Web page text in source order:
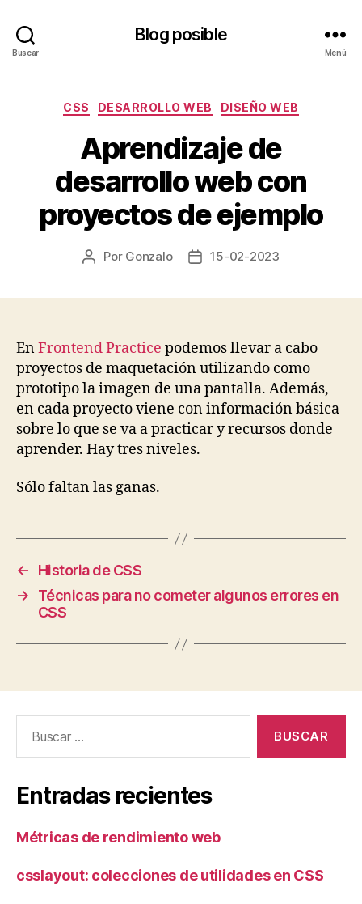
Buscar
Blog posible
Menú
Categorías
CSS DESARROLLO WEB DISEÑO WEB
Aprendizaje de
desarrollo web con
proyectos de ejemplo
Autor
Por Gonzalo
Fecha15-02-2023
EnFrontend Practice podemos llevar a cabo
proyectos de maquetación utilizando como
prototipo la imagen de una pantalla. Además,
en cada proyecto viene con información básica
sobre lo que se va a practicar y recursos donde
aprender. Hay tres niveles.
Sólo faltan las ganas.
←
Historia de CSS
→
Técnicas para no cometer algunos errores en
CSS
Entradas recientes
Métricas de rendimiento web
csslayout: colecciones de utilidades en CSS